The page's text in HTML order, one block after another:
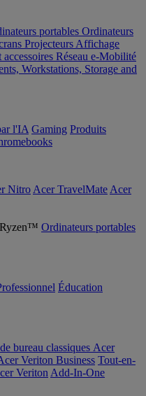
portables Ordinateurs
Projecteurs Affichage
Réseau e-Mobilité
Workstations, Storage and
l'IA Gaming Produits
Nitro Acer TravelMate Acer
Ordinateurs portables
Éducation
bureau classiques Acer
Veriton Business Tout-en-
Veriton Add-In-One